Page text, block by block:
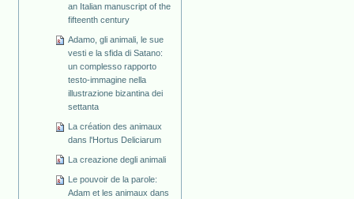
an Italian manuscript of the
fifteenth century
Adamo, gli animali, le sue
vesti e la sfida di Satano:
un complesso rapporto
testo-immagine nella
illustrazione bizantina dei
settanta
La création des animaux
dans l'Hortus Deliciarum
La creazione degli animali
Le pouvoir de la parole:
Adam et les animaux dans